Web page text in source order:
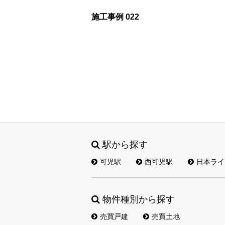
施工事例 022
駅から探す
可児駅 西可児駅 日本ラ
物件種別から探す
売買戸建 売買土地